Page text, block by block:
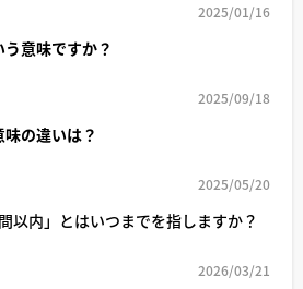
2025/01/16
意味ですか？
2025/09/18
の違いは？
2025/05/20
以内」とはいつまでを指しますか？
2026/03/21